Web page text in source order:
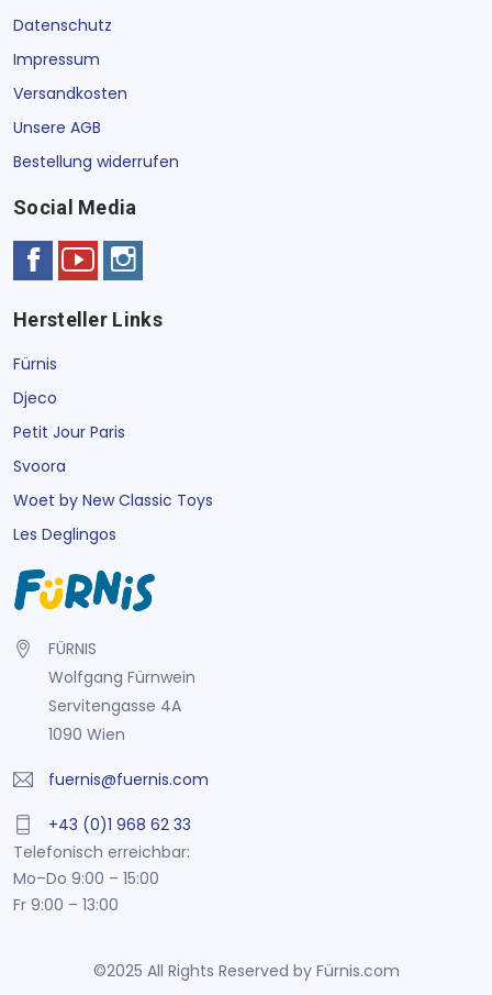
Datenschutz
Impressum
Versandkosten
Unsere AGB
Bestellung widerrufen
Social Media
Hersteller Links
Fürnis
Djeco
Petit Jour Paris
Svoora
Woet by New Classic Toys
Les Deglingos
FÜRNIS
Wolfgang Fürnwein
Servitengasse 4A
1090 Wien
fuernis@fuernis.com
+43 (0)1 968 62 33
Telefonisch erreichbar:
Mo–Do 9:00 – 15:00
Fr 9:00 – 13:00
©2025 All Rights Reserved by Fürnis.com